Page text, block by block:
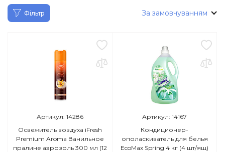
Фільтр За замовчуванням
Артикул: 14286
Освежитель воздуха iFresh
Premium Aroma Ванильное
пралине аэрозоль 300 мл (12
Артикул: 14167
Кондиционер-
ополаскиватель для белья
EcoMax Spring 4 кг (4 шт/ящ)